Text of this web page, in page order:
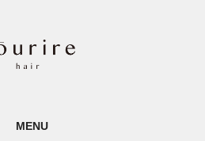
MENU